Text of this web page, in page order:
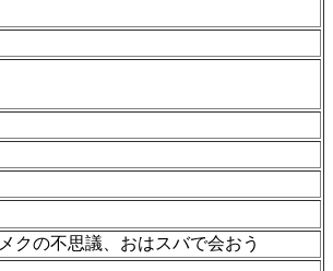
クの不思議、おはスバで会おう